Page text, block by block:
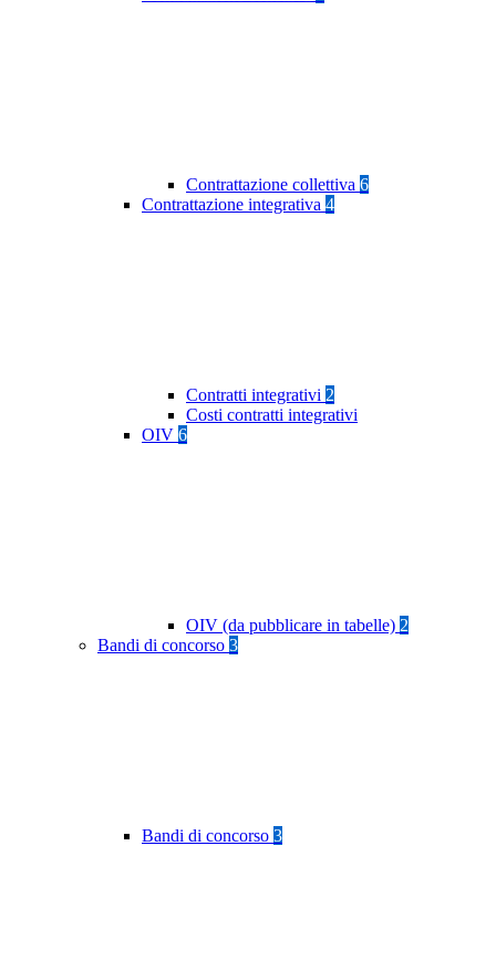
Contrattazione collettiva 6
Contrattazione integrativa 4
Contratti integrativi 2
Costi contratti integrativi
OIV 6
OIV (da pubblicare in tabelle) 2
Bandi di concorso 3
Bandi di concorso 3